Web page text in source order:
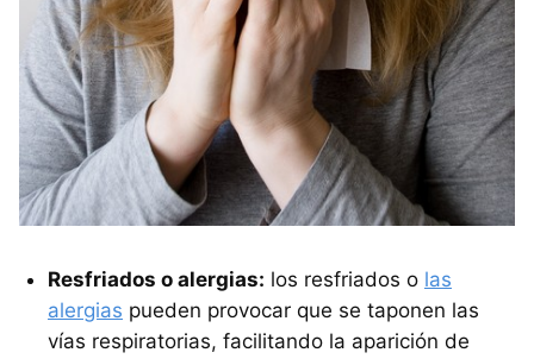
Resfriados o alergias: los resfriados o las
alergias pueden provocar que se taponen las
vías respiratorias, facilitando la aparición de